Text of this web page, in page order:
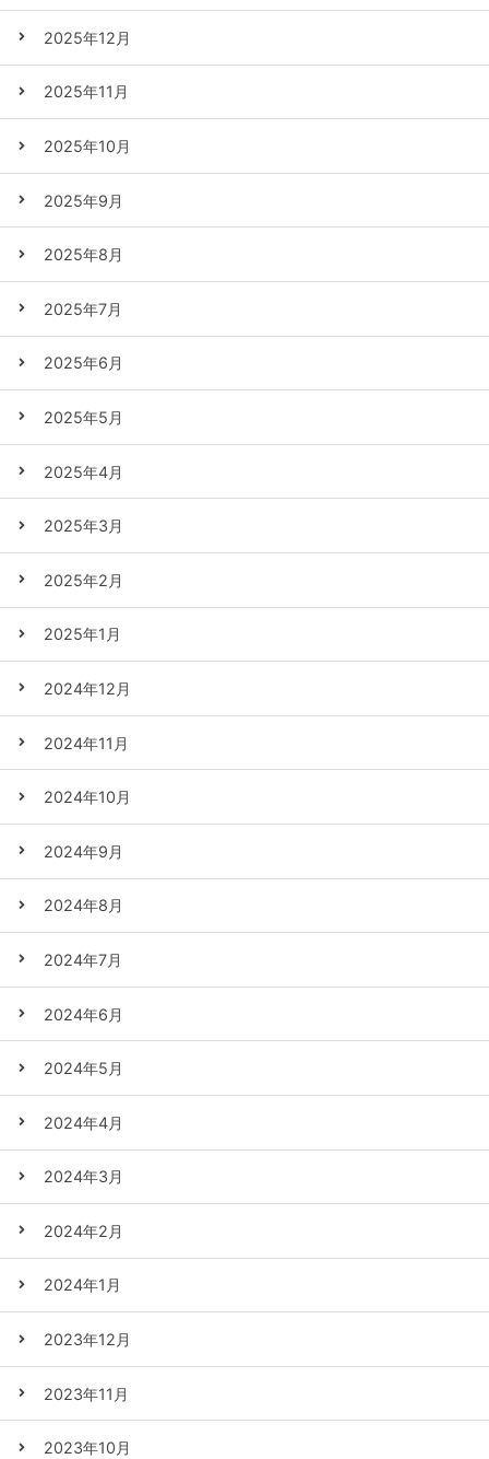
2025年12月
2025年11月
2025年10月
2025年9月
2025年8月
2025年7月
2025年6月
2025年5月
2025年4月
2025年3月
2025年2月
2025年1月
2024年12月
2024年11月
2024年10月
2024年9月
2024年8月
2024年7月
2024年6月
2024年5月
2024年4月
2024年3月
2024年2月
2024年1月
2023年12月
2023年11月
2023年10月